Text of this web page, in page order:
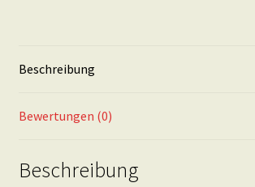
Beschreibung
Bewertungen (0)
Beschreibung